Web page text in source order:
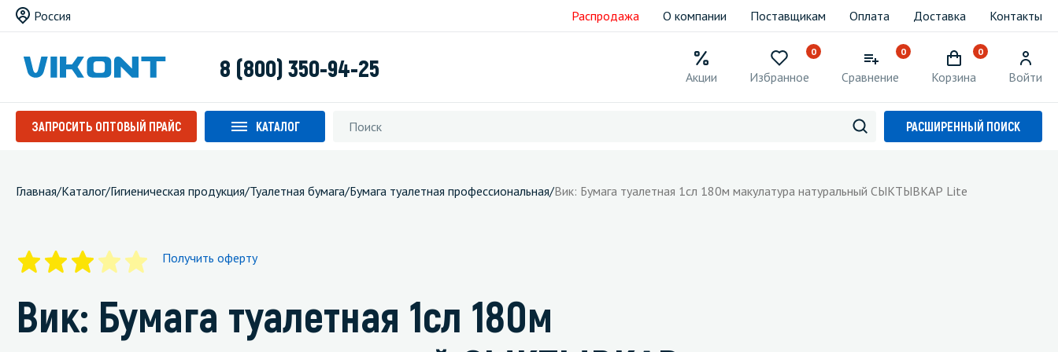
Россия Распродажа О компании Поставщикам Оплата Доставка Контакты
8 (800) 350-94-25 Акции
0
Избранное
0
Сравнение
0
Корзина Войти
ЗАПРОСИТЬ ОПТОВЫЙ ПРАЙС КАТАЛОГ РАСШИРЕННЫЙ ПОИСК
Главная/Каталог/Гигиеническая продукция/Туалетная бумага/Бумага туалетная профессиональная/Вик: Бумага туалетная 1сл 180м макулатура натуральный СЫКТЫВКАР Lite
Получить оферту
Вик: Бумага туалетная 1сл 180м